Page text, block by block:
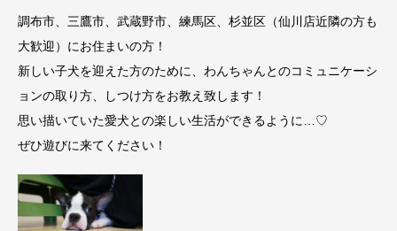
調布市、三鷹市、武蔵野市、練馬区、杉並区（仙川店近隣の方も
大歓迎）にお住まいの方！
新しい子犬を迎えた方のために、わんちゃんとのコミュニケーシ
ョンの取り方、しつけ方をお教え致します！
思い描いていた愛犬との楽しい生活ができるように…♡
ぜひ遊びに来てください！